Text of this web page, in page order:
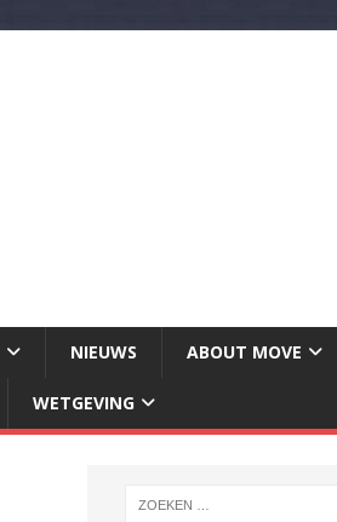
NIEUWS ABOUT MOVE
WETGEVING